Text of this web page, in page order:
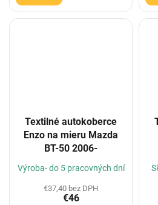
Textilné autokoberce
Enzo na mieru Mazda
BT-50 2006-
Výroba- do 5 pracovných dní
€37,40 bez DPH
€46